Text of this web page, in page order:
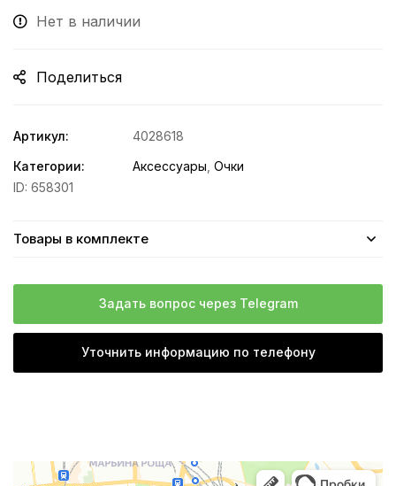
Нет в наличии
Поделиться
Артикул:
4028618
Категории:
Аксессуары Очки
ID: 658301
Товары в комплекте
Задать вопрос через Telegram
Уточнить информацию по телефону